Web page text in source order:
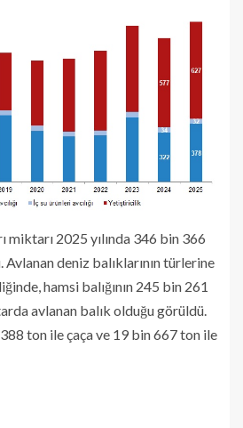
miktarı 2025 yılında 346 bin 366
deniz balıklarının türlerine
hamsi balığının 245 bin 261
avlanan balık olduğu görüldü.
388 ton ile çaça ve 19 bin 667 ton ile